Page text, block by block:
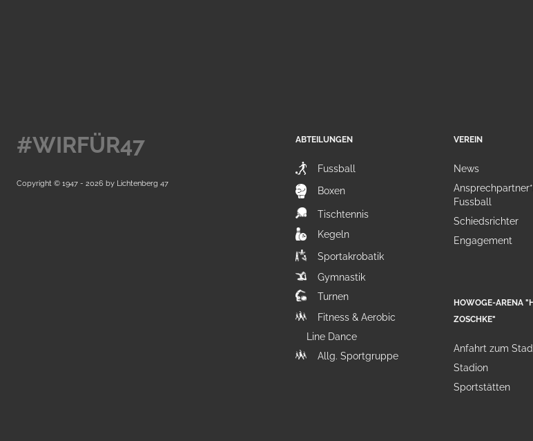
ABTEILUNGEN
Fussball
Boxen
Tischtennis
Kegeln
Sportakrobatik
Gymnastik
Turnen
Fitness & Aerobic
Line Dance
Allg. Sportgruppe
VEREIN
News
Fussball
Schiedsrichter
Engagement
HOWOGE-ARENA
ZOSCHKE"
Anfahrt zum
Stadion
Sportstätten
#WIRFÜR47
Copyright © 1947 - 2026 by Lichtenberg 47